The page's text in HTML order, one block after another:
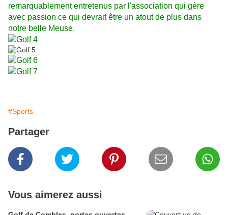
remarquablement entretenus par l'association qui gère
avec passion ce qui devrait être un atout de plus dans
notre belle Meuse.
#Sports
Partager
Vous aimerez aussi